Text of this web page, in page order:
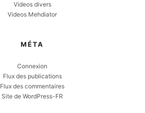
Videos divers
Videos Mehdiator
MÉTA
Connexion
Flux des publications
Flux des commentaires
Site de WordPress-FR